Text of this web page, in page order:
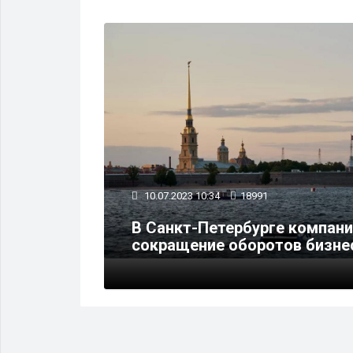
10.07.2023 10:34 18991
В Санкт-Петербурге
сокращение оборотов